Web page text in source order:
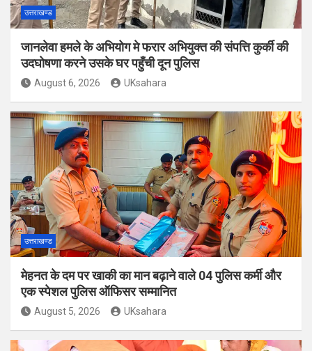
उत्तराखण्ड
जानलेवा हमले के अभियोग मे फरार अभियुक्त की संपत्ति कुर्की की
उदघोषणा करने उसके घर पहुँची दून पुलिस
August 6, 2026 UKsahara
उत्तराखण्ड
मेहनत के दम पर खाकी का मान बढ़ाने वाले 04 पुलिस कर्मी और
एक स्पेशल पुलिस ऑफिसर सम्मानित
August 5, 2026 UKsahara